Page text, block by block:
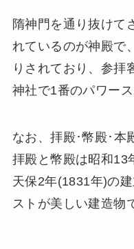
隋神門を通り抜けて
れているのが神殿で
りされており、参拝
神社で1番のパワース
なお、拝殿･幣殿･本
拝殿と幣殿は昭和13
天保2年(1831年)の
ストが美しい建造物